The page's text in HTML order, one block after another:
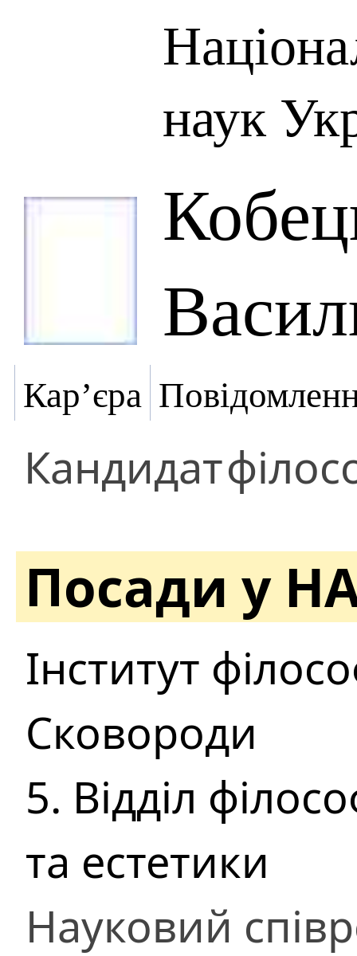
наук
Кар’єра
Кандидат
Посади у
Інститут
Сковороди
5. Відділ
та естетики
Науковий